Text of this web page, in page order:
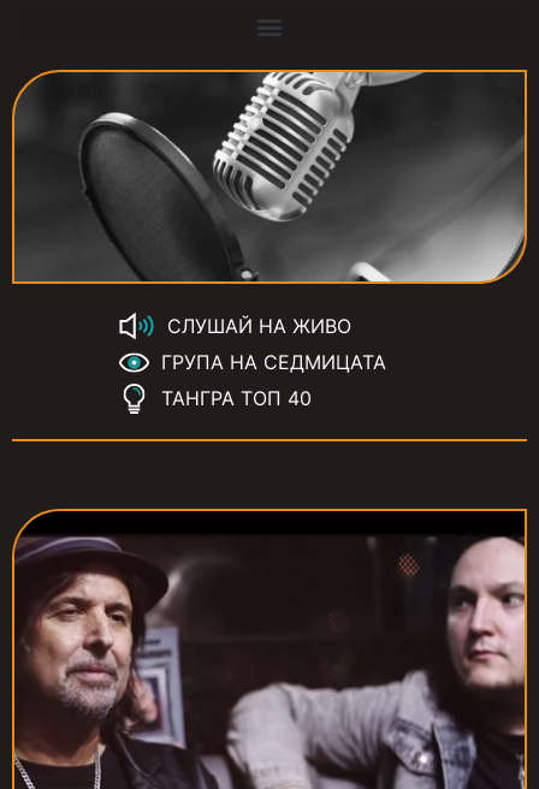
СЛУШАЙ НА ЖИВО
ГРУПА НА СЕДМИЦАТА
ТАНГРА ТОП 40